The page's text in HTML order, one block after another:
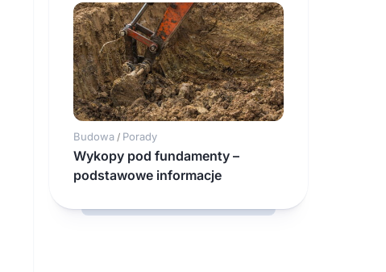
Budowa / Porady
Wykopy pod fundamenty –
podstawowe informacje